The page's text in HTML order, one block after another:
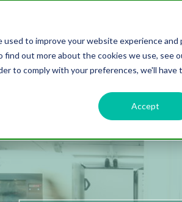
to improve your website experience and
out more about the cookies we use, see
to comply with your preferences, we'll have
Accept